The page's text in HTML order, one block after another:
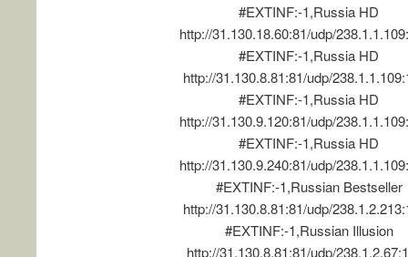
#EXTINF:-1,Russia HD
http://31.130.18.60:81/udp/
#EXTINF:-1,Russia HD
http://31.130.8.81:81/udp/
#EXTINF:-1,Russia HD
http://31.130.9.120:81/udp/
#EXTINF:-1,Russia HD
http://31.130.9.240:81/udp/
#EXTINF:-1,Russian Bestseller
http://31.130.8.81:81/udp/
#EXTINF:-1,Russian Illusion
http://31.130.8.81:81/udp/